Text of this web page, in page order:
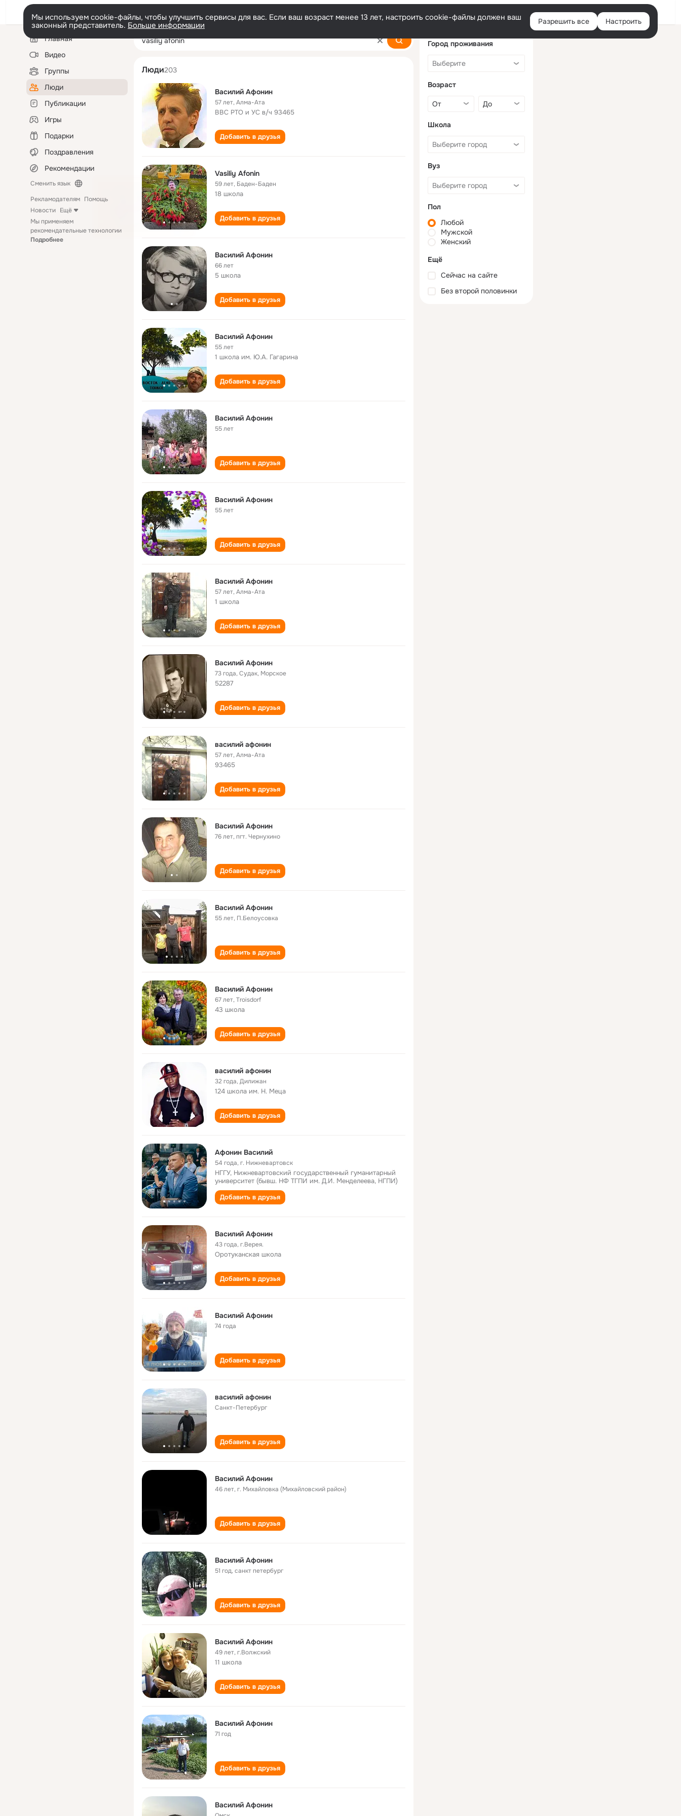
Войти
Мы используем cookie-файлы, чтобы улучшить сервисы для вас. Если ваш возраст менее 13 лет, настроить cookie-файлы должен ваш
законный представитель. Больше информации Разрешить все Настроить
Левая
колонкаГлавная
Видео
Группы
Люди
Публикации
Игры
Подарки
Поздравления
Рекомендации
Сменить язык
Рекламодателям Помощь
Новости Ещё
Мы применяем
рекомендательные технологии
Подробнее
vasiliy afonin
Люди203
Василий Афонин
57 лет,Алма-Ата
ВВС РТО и УС в/ч 93465
Добавить в друзья
Vasiliy Afonin
59 лет, Баден-Баден
18 школа
Добавить в друзья
Василий Афонин
66 лет
5 школа
Добавить в друзья
Василий Афонин
55 лет
1 школа им. Ю.А. Гагарина
Добавить в друзья
Василий Афонин
55 лет
Добавить в друзья
Василий Афонин
55 лет
Добавить в друзья
Василий Афонин
57 лет,Алма-Ата
1 школа
Добавить в друзья
Василий Афонин
73 года,Судак, Морское
52287
Добавить в друзья
василий афонин
57 лет,Алма-Ата
93465
Добавить в друзья
Василий Афонин
76 лет,пгт. Чернухино
Добавить в друзья
Василий Афонин
55 лет, П.Белоусовка
Добавить в друзья
Василий Афонин
67 лет,Troisdorf
43 школа
Добавить в друзья
василий афонин
32 года,Дилижан
124 школа им. Н. Меца
Добавить в друзья
Афонин Василий
54 года,г. Нижневартовск
НГГУ, Нижневартовский государственный гуманитарный
университет (бывш. НФ ТГПИ им. Д.И. Менделеева, НГПИ)
Добавить в друзья
Василий Афонин
43 года,г.Верея.
Оротуканская школа
Добавить в друзья
Василий Афонин
74 года
Добавить в друзья
василий афонин
Санкт-Петербург
Добавить в друзья
Василий Афонин
46 лет,г. Михайловка (Михайловский район)
Добавить в друзья
Василий Афонин
51 год,санкт петербург
Добавить в друзья
Василий Афонин
49 лет,г.Волжский
11 школа
Добавить в друзья
Василий Афонин
71 год
Добавить в друзья
Василий Афонин
Город проживания
Возраст
Школа
Вуз
Пол
Любой
Мужской
Женский
Ещё
Сейчас на сайте
Без второй половинки